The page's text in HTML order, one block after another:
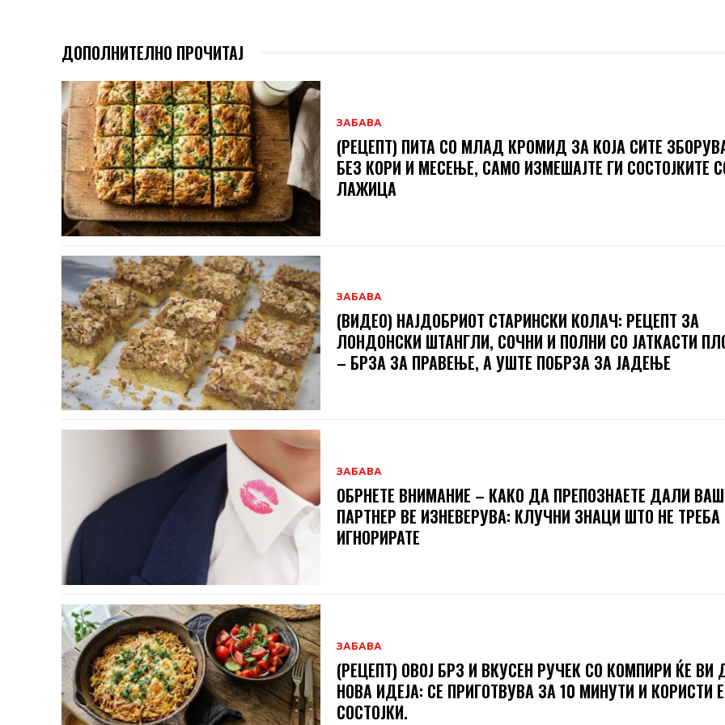
ДОПОЛНИТЕЛНО ПРОЧИТАЈ
ЗАБАВА
(РЕЦЕПТ) ПИТА СО МЛАД КРОМИД ЗА КОЈА СИТЕ
БЕЗ КОРИ И МЕСЕЊЕ, САМО ИЗМЕШАЈТЕ ГИ СОСТОЈКИТЕ
ЛАЖИЦА
ЗАБАВА
(ВИДЕО) НАЈДОБРИОТ СТАРИНСКИ КОЛАЧ: РЕЦЕПТ ЗА
ЛОНДОНСКИ ШТАНГЛИ, СОЧНИ И ПОЛНИ СО ЈАТКАСТИ
– БРЗА ЗА ПРАВЕЊЕ, А УШТЕ ПОБРЗА ЗА ЈАДЕЊЕ
ЗАБАВА
ОБРНЕТЕ ВНИМАНИЕ – КАКО ДА ПРЕПОЗНАЕТЕ ДАЛИ
ПАРТНЕР ВЕ ИЗНЕВЕРУВА: КЛУЧНИ ЗНАЦИ ШТО НЕ
ИГНОРИРАТЕ
ЗАБАВА
(РЕЦЕПТ) ОВОЈ БРЗ И ВКУСЕН РУЧЕК СО КОМПИРИ ЌЕ ВИ
НОВА ИДЕЈА: СЕ ПРИГОТВУВА ЗА 10 МИНУТИ И КОРИСТИ
СОСТОЈКИ.